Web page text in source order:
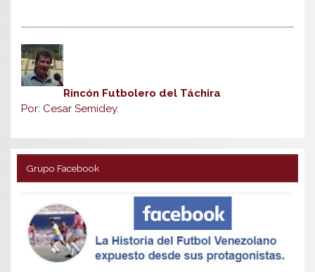
Rincón Futbolero del Táchira
Por: Cesar Semidey.
Grupo Facebook